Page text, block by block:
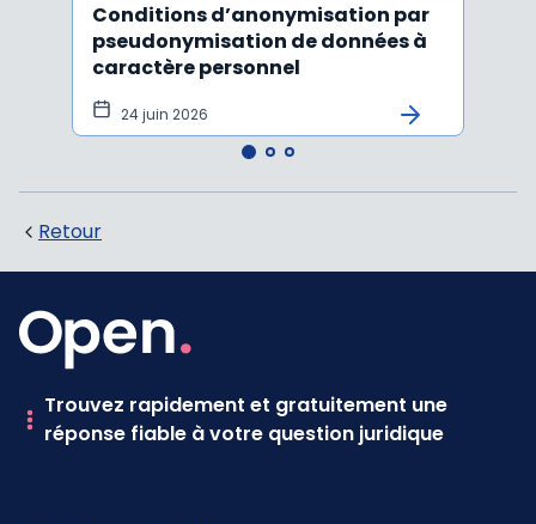
Conditions d’anonymisation par
pseudonymisation de données à
caractère personnel
24 juin 2026
Retour
Trouvez rapidement et gratuitement une
réponse fiable à votre question juridique